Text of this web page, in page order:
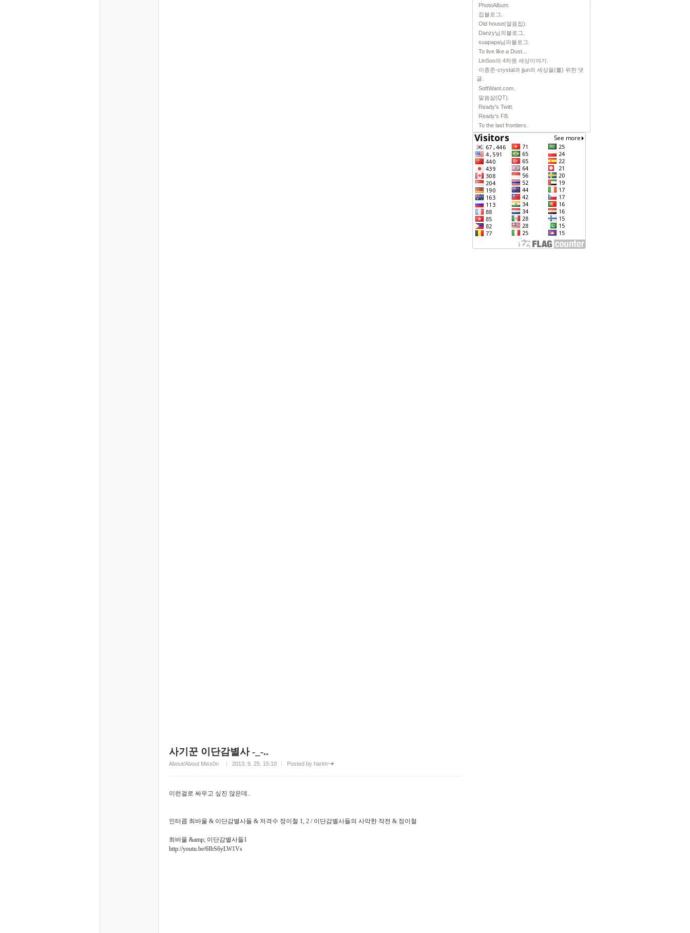
사기꾼 이단감별사 -_-..
About/About Miss0n 2013. 9. 25. 15:10 Posted by harim~♥
이런걸로 싸우고 싶진 않은데..
인터콥 최바울 & 이단감별사들 & 저격수 정이철 1, 2 / 이단감별사들의 사악한 작전 & 정이철
최바울 &amp; 이단감별사들1
http://youtu.be/6IbS6yLW1Vs
PhotoAlbum.
집블로그.
Old house(얼음집).
Danzy님의블로그.
suapapa님의블로그.
To live like a Dust...
LinSoo의 4차원 세상이야기.
이종준-crystal과 jjun의 세상을(를) 위한 댓
글.
SoftWant.com.
말씀삶(QT).
Ready's Twitt.
Ready's FB.
To the last frontiers.